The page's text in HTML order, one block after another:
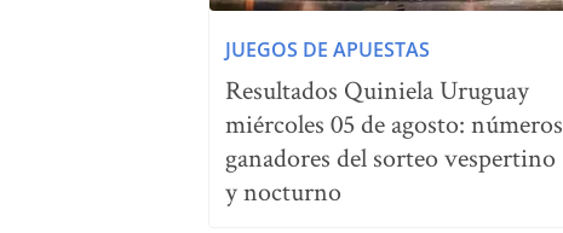
JUEGOS DE APUESTAS
Resultados Quiniela Uruguay
miércoles 05 de agosto: números
ganadores del sorteo vespertino
y nocturno